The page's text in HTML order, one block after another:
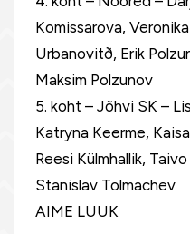
Komissarova,
Urbanovitð, Erik
Maksim Polzunov
5. koht – Jõhvi SK –
Katryna Keerme,
Reesi Külmhallik,
Stanislav Tolmachev
AIME LUUK